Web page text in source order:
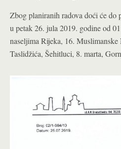
Zbog planiranih radova doći će do
u petak 26. jula 2019. godine od
naseljima Rijeka, 16.
Taslidžića, Šehitluci, 8. marta,